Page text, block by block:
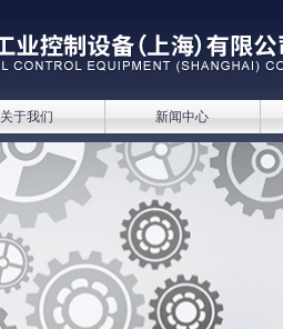
关于我们 新闻中心